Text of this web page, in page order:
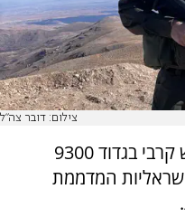
צילום: דובר צה"ל
סיפורו של רס"מ (במיל') י', חובש קרבי בגדוד 9300
המדממת